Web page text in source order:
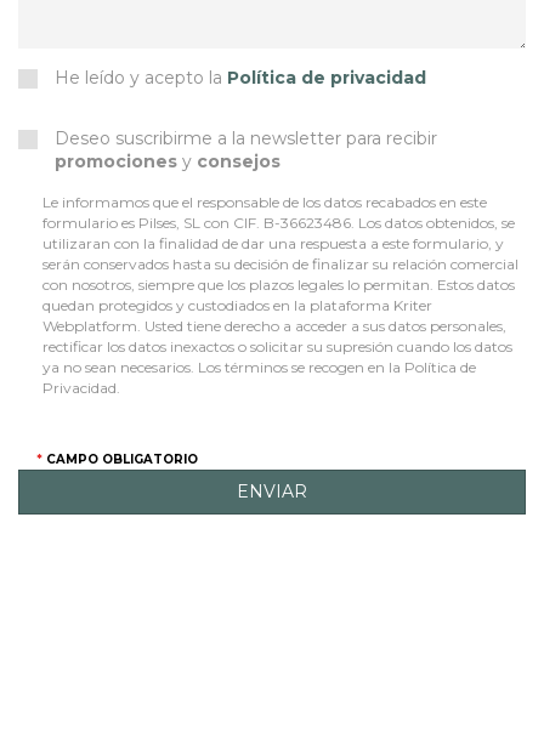
He leído y acepto la Política de privacidad
Deseo suscribirme a la newsletter para recibir
promociones y consejos
Le informamos que el responsable de los datos recabados en este
formulario es Pilses, SL con CIF. B-36623486. Los datos obtenidos, se
utilizaran con la finalidad de dar una respuesta a este formulario, y
serán conservados hasta su decisión de finalizar su relación comercial
con nosotros, siempre que los plazos legales lo permitan. Estos datos
quedan protegidos y custodiados en la plataforma Kriter
Webplatform. Usted tiene derecho a acceder a sus datos personales,
rectificar los datos inexactos o solicitar su supresión cuando los datos
ya no sean necesarios. Los términos se recogen en la Política de
Privacidad.
CAMPO OBLIGATORIO
ENVIAR